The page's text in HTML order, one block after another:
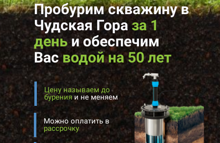
Пробурим скважину в
Чудская Гораза 1
деньиобеспечим
Васводой на 50 лет
Цену называем до
буренияи не меняем
Можно оплатить в
рассрочку